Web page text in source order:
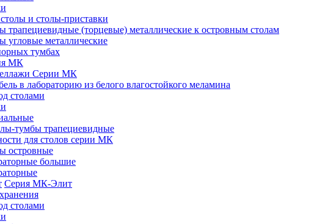
и столы-приставки
трапециевидные (торцевые) металлические к островным столам
угловые металлические
тумбах
МК
Серии МК
в лабораторию из белого влагостойкого меламина
столами
тумбы трапециевидные
для столов серии МК
островные
большие
Серия МК-Элит
столами